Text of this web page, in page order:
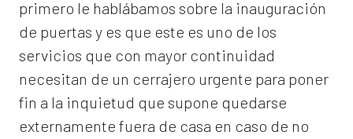
primero le hablábamos sobre la inauguración
de puertas y es que este es uno de los
servicios que con mayor continuidad
necesitan de un cerrajero urgente para poner
fin a la inquietud que supone quedarse
externamente fuera de casa en caso de no